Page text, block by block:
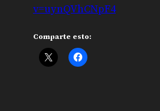
v=uynQVhCNpF4
Comparte esto: